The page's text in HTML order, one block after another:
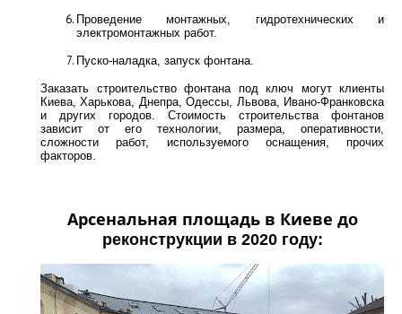
Проведение монтажных, гидротехнических и
электромонтажных работ.
Пуско-наладка, запуск фонтана.
Заказать строительство фонтана под ключ могут клиенты
Киева, Харькова, Днепра, Одессы, Львова, Ивано-Франковска
и других городов. Стоимость строительства фонтанов
зависит от его технологии, размера, оперативности,
сложности работ, используемого оснащения, прочих
факторов.
Арсенальная площадь в Киеве до
реконструкции в 2020 году: